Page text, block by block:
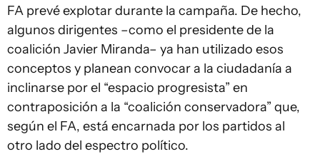
FA prevé explotar durante la campaña. De hecho,
algunos dirigentes –como el presidente de la
coalición Javier Miranda– ya han utilizado esos
conceptos y planean convocar a la ciudadanía a
inclinarse por el “espacio progresista” en
contraposición a la “coalición conservadora” que,
según el FA, está encarnada por los partidos al
otro lado del espectro político.